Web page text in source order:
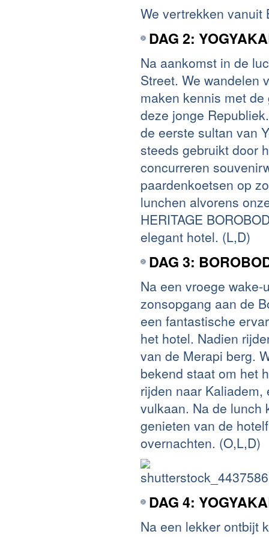
We vertrekken vanuit
DAG 2:
Na aankomst in de
Street. We wandelen
maken kennis met
deze jonge
de eerste sultan van
steeds gebruikt door
concurreren
paardenkoetsen op
lunchen alvorens
HERITAGE
elegant hotel. (L,D)
DAG 3:
Na een vroege
zonsopgang aan de
een fantastische
het hotel. Nadien
van de Merapi berg.
bekend staat om het
rijden naar
vulkaan. Na de lunch
genieten van de
overnachten. (O,L,D)
DAG 4:
Na een lekker ontbijt